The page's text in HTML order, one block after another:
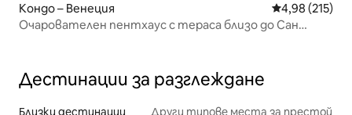
Кондо – Венеция Средна
4,98 (215)
Очарователен пентхаус с тераса близо до Сан
Дестинации за разглеждане
Близки дестинации Други типове места за престой